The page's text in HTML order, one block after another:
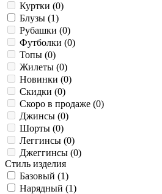
Куртки (0)
Блузы (1)
Рубашки (0)
Футболки (0)
Топы (0)
Жилеты (0)
Новинки (0)
Скидки (0)
Скоро в продаже (0)
Джинсы (0)
Шорты (0)
Леггинсы (0)
Джеггинсы (0)
Стиль изделия
Базовый (1)
Нарядный (1)